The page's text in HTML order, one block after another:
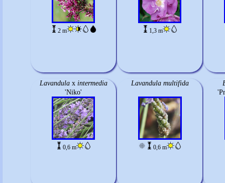
2 m 1,3 m
Lavandulax intermedia
'Niko'
0,6 m
Lavandula multifida
0,6 m